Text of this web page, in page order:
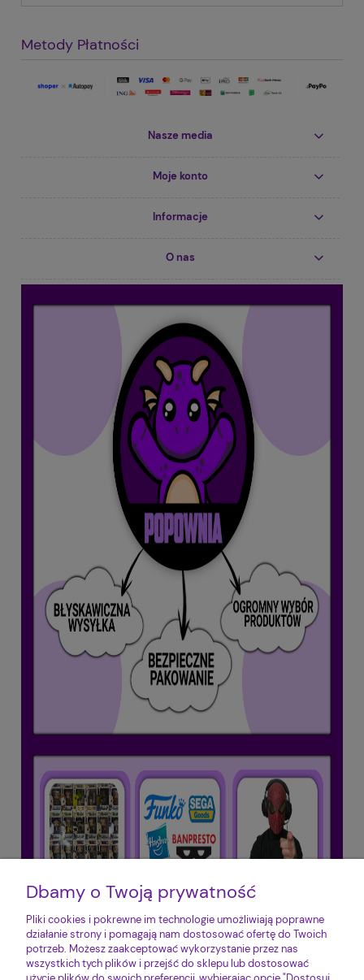
Metody Płatności
Nasze media
Moje konto
Informacje
O nas
Dbamy o Twoją prywatność
Pliki cookies i pokrewne im technologie umożliwiają poprawne
działanie strony i pomagają nam dostosować ofertę do Twoich
potrzeb. Możesz zaakceptować wykorzystanie przez nas
wszystkich tych plików i przejść do sklepu lub dostosować